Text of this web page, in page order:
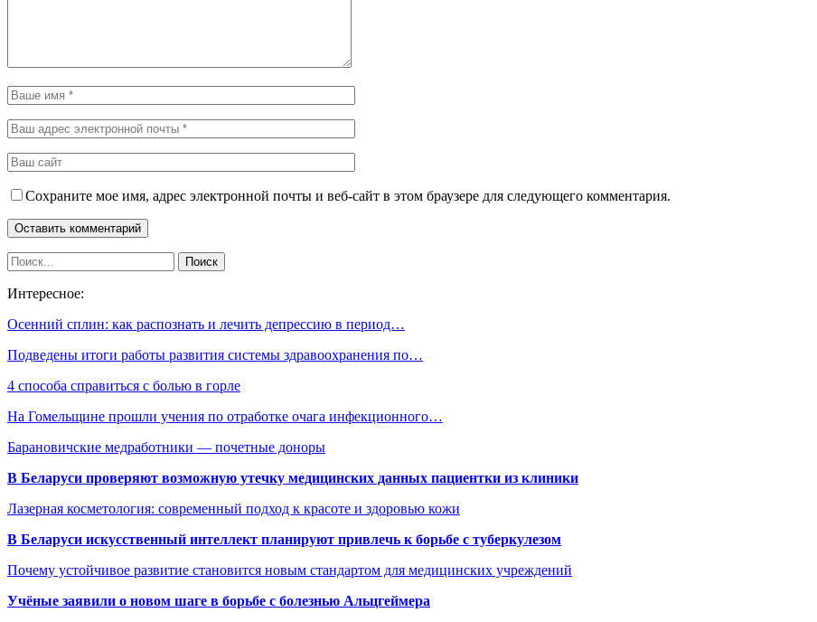
Сохраните мое имя, адрес электронной почты и веб-сайт в этом браузере для следующего комментария.
Интересное:
Осенний сплин: как распознать и лечить депрессию в период…
Подведены итоги работы развития системы здравоохранения по…
4 способа справиться с болью в горле
На Гомельщине прошли учения по отработке очага инфекционного…
Барановичские медработники — почетные доноры
В Беларуси проверяют возможную утечку медицинских данных пациентки из клиники
Лазерная косметология: современный подход к красоте и здоровью кожи
В Беларуси искусственный интеллект планируют привлечь к борьбе с туберкулезом
Почему устойчивое развитие становится новым стандартом для медицинских учреждений
Учёные заявили о новом шаге в борьбе с болезнью Альцгеймера